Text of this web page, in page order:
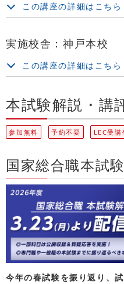
この講座の詳細はこちら
実施校舎：神戸本校
この講座の詳細はこちら
本試験解説・講
参加無料 予約不要 LEC受講
国家総合職本試
今年の春試験を振り返り、